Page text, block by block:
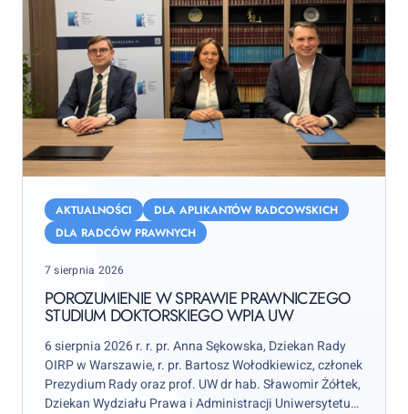
sprawie
Studium
Doktorskiego
WPiA
AKTUALNOŚCI
DLA APLIKANTÓW RADCOWSKICH
DLA RADCÓW PRAWNYCH
Posted
7 sierpnia 2026
POROZUMIENIE W SPRAWIE PRAWNICZEGO
STUDIUM DOKTORSKIEGO WPIA UW
6 sierpnia 2026 r. r. pr. Anna Sękowska, Dziekan Rady
OIRP w Warszawie, r. pr. Bartosz Wołodkiewicz, członek
Prezydium Rady oraz prof. UW dr hab. Sławomir Żółtek,
Dziekan Wydziału Prawa i Administracji Uniwersytetu